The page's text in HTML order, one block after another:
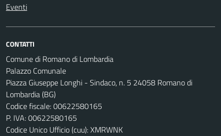
Eventi
CONTATTI
Comune di Romano di Lombardia
Palazzo Comunale
Piazza Giuseppe Longhi - Sindaco, n. 5 24058 Romano di
Lombardia (BG)
Codice fiscale: 00622580165
P. IVA: 00622580165
Codice Unico Ufficio (cuu): XMRWNK